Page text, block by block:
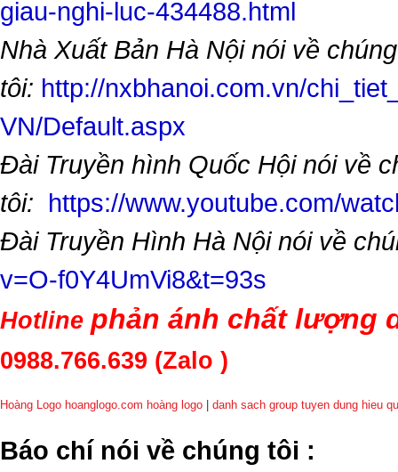
giau-nghi-luc-434488.html
Nhà Xuất Bản Hà Nội nói về chúng
tôi: http://nxbhanoi.com.vn/
VN/Default.aspx
Đài Truyền hình Quốc Hội nói về
tôi: https://www.youtube.com/
Đài Truyền Hình Hà Nội nói về
v=O-f0Y4UmVi8&t=93s
Hotline phản ánh chất lượng
0988.766.639 (Zalo )
Hoàng Logo hoanglogo.com hoàng logo danh sach group tuyen dung hieu
​Báo chí nói về chúng tôi :